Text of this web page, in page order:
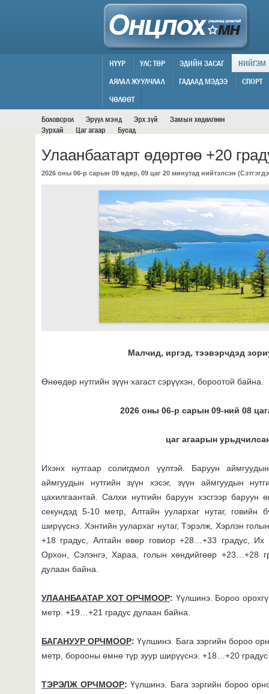
НИЙГЭМ
НҮҮР УЛС ТӨР ЭДИЙН ЗАСАГ
НИЙГЭМ
АЯЛАЛ ЖУУЛЧЛАЛ
ГАДААД МЭДЭЭ
СПОРТ
ЧӨЛӨӨТ
Боловсрол
Эрүүл мэнд Эрх зүй
Замын хөдөлгөөн
Зурхай
Цаг агаар Бусад
Улаанбаатарт өдөртөө +20
2026 оны 06-р сарын 09 өдөр, 09 цаг 20 минутад нийтэлсэн (
Малчид, иргэд, тээвэрчдэд
Өнөөдөр нутгийн зүүн хагаст сэрүүхэн, бороотой байна.
2026 оны 06-р сарын 09-ний 08
цаг агаарын
Ихэнх нутгаар солигдмол үүлтэй. Баруун
аймгуудын нутгийн зүүн хэсэг, зүүн аймгуудын
цахилгаантай. Салхи нутгийн баруун хэсгээр баруун
секундэд 5-10 метр, Алтайн уулархаг нутаг, говийн
ширүүснэ. Хэнтийн уулархаг нутаг, Тэрэлж, Хэрлэн
+18 градус, Алтайн өвөр говиор +28…+33 градус,
Орхон, Сэлэнгэ, Хараа, голын хөндийгөөр +23…+28
дулаан байна.
УЛААНБААТАР ХОТ ОРЧМООР: Үүлшинэ. Бороо
метр. +19…+21 градус дулаан байна.
БАГАНУУР ОРЧМООР: Үүлшинэ. Бага зэргийн бороо
метр, борооны өмнө түр зуур ширүүснэ. +18…+20
ТЭРЭЛЖ ОРЧМООР:Үүлшинэ. Бага зэргийн бороо